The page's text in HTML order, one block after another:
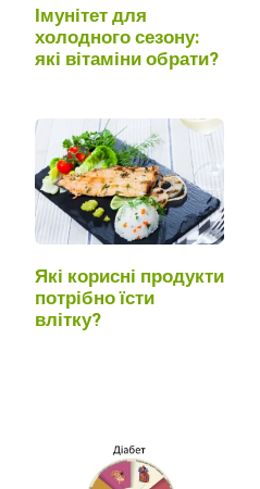
Імунітет для
холодного сезону:
які вітаміни обрати?
Які корисні продукти
потрібно їсти
влітку?